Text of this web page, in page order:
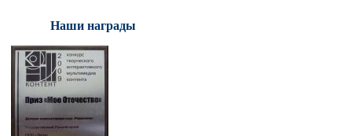
Наши награды